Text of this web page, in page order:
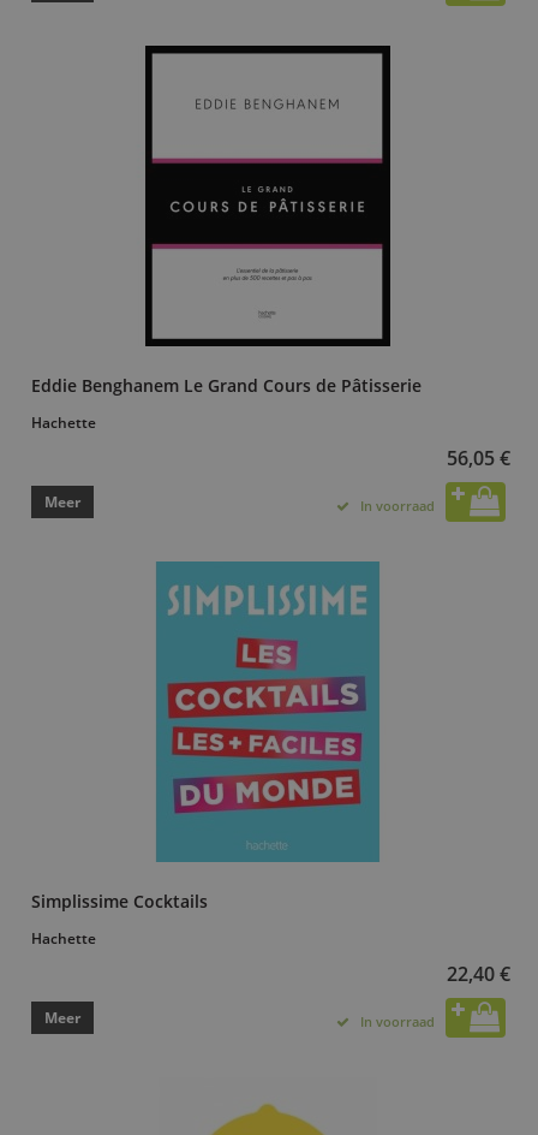
Eddie Benghanem Le Grand Cours de Pâtisserie
Hachette
56,05 €
Meer In voorraad
Simplissime Cocktails
Hachette
22,40 €
Meer In voorraad